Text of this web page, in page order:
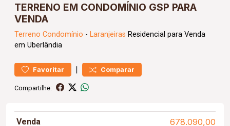
TERRENO EM CONDOMÍNIO GSP PARA
VENDA
Terreno Condomínio - Laranjeiras Residencial para Venda
em Uberlândia
Favoritar | Comparar
Compartilhe:
Venda 678.090,00